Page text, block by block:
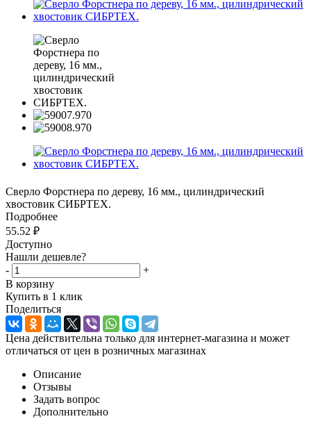
Сверло Форстнера по дереву, 16 мм., цилиндрический
хвостовик СИБРТЕХ.
Подробнее
55.52 ₽
Доступно
Нашли дешевле?
-
+
В корзину
Купить в 1 клик
Поделиться
Цена действительна только для интернет-магазина и может
отличаться от цен в розничных магазинах
Описание
Отзывы
Задать вопрос
Дополнительно